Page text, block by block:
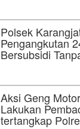
Polsek
Pengangkutan
Bersubsidi
Aksi Geng
Lakukan
tertangkap